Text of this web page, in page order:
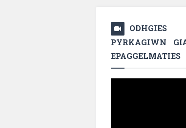
PYRKAGIWN
EPAGGELMATIES